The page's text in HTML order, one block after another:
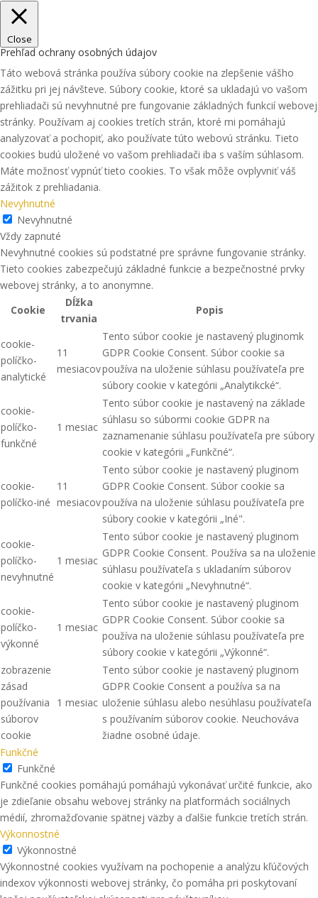
Close
Prehľad ochrany osobných údajov
Táto webová stránka používa súbory cookie na zlepšenie vášho
zážitku pri jej návšteve. Súbory cookie, ktoré sa ukladajú vo vašom
prehliadači sú nevyhnutné pre fungovanie základných funkcií webovej
stránky. Používam aj cookies tretích strán, ktoré mi pomáhajú
analyzovať a pochopiť, ako používate túto webovú stránku. Tieto
cookies budú uložené vo vašom prehliadači iba s vaším súhlasom.
Máte možnosť vypnúť tieto cookies. To však môže ovplyvniť váš
zážitok z prehliadania.
Nevyhnutné
Nevyhnutné
Vždy zapnuté
Nevyhnutné cookies sú podstatné pre správne fungovanie stránky.
Tieto cookies zabezpečujú základné funkcie a bezpečnostné prvky
webovej stránky, a to anonymne.
Cookie
Dĺžka
trvania
Popis
cookie-
políčko-
analytické
11
mesiacov
Tento súbor cookie je nastavený pluginomk
GDPR Cookie Consent. Súbor cookie sa
používa na uloženie súhlasu používateľa pre
súbory cookie v kategórii „Analytikcké“.
cookie-
políčko-
funkčné
1 mesiac
Tento súbor cookie je nastavený na základe
súhlasu so súbormi cookie GDPR na
zaznamenanie súhlasu používateľa pre súbory
cookie v kategórii „Funkčné“.
cookie-
políčko-iné
11
mesiacov
Tento súbor cookie je nastavený pluginom
GDPR Cookie Consent. Súbor cookie sa
používa na uloženie súhlasu používateľa pre
súbory cookie v kategórii „Iné".
cookie-
políčko-
nevyhnutné
1 mesiac
Tento súbor cookie je nastavený pluginom
GDPR Cookie Consent. Používa sa na uloženie
súhlasu používateľa s ukladaním súborov
cookie v kategórii „Nevyhnutné“.
cookie-
políčko-
výkonné
1 mesiac
Tento súbor cookie je nastavený pluginom
GDPR Cookie Consent. Súbor cookie sa
používa na uloženie súhlasu používateľa pre
súbory cookie v kategórii „Výkonné“.
zobrazenie
zásad
používania
súborov
cookie
1 mesiac
Tento súbor cookie je nastavený pluginom
GDPR Cookie Consent a používa sa na
uloženie súhlasu alebo nesúhlasu používateľa
s používaním súborov cookie. Neuchováva
žiadne osobné údaje.
Funkčné
Funkčné
Funkčné cookies pomáhajú pomáhajú vykonávať určité funkcie, ako
je zdieľanie obsahu webovej stránky na platformách sociálnych
médií, zhromažďovanie spätnej väzby a ďalšie funkcie tretích strán.
Výkonnostné
Výkonnostné
Výkonnostné cookies využívam na pochopenie a analýzu kľúčových
indexov výkonnosti webovej stránky, čo pomáha pri poskytovaní